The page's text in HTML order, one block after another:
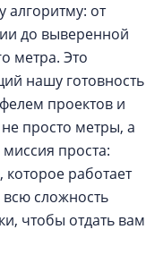
алгоритму: от
до выверенной
метра. Это
нашу готовность
проектов и
просто метры, а
проста:
которое работает
сложность
чтобы отдать вам